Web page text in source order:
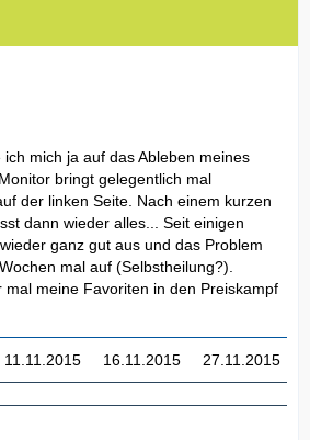
mich ja auf das Ableben meines
bringt gelegentlich mal
der linken Seite. Nach einem kurzen
dann wieder alles... Seit einigen
ganz gut aus und das Problem
mal auf (Selbstheilung?).
mal meine Favoriten in den Preiskampf
11.11.2015 16.11.2015 27.11.2015